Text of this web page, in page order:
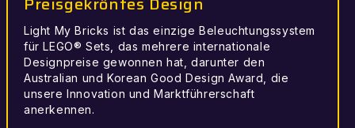
Light My Bricks ist das einzige Beleuchtungssystem
für LEGO® Sets, das mehrere internationale
Designpreise gewonnen hat, darunter den
Australian und Korean Good Design Award, die
unsere Innovation und Marktführerschaft
anerkennen.